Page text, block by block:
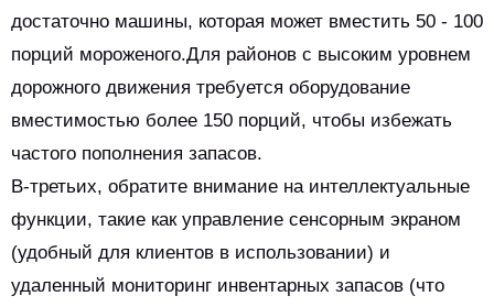
достаточно машины, которая может вместить 50 - 100
порций мороженого.Для районов с высоким уровнем
дорожного движения требуется оборудование
вместимостью более 150 порций, чтобы избежать
частого пополнения запасов.
В-третьих, обратите внимание на интеллектуальные
функции, такие как управление сенсорным экраном
(удобный для клиентов в использовании) и
удаленный мониторинг инвентарных запасов (что